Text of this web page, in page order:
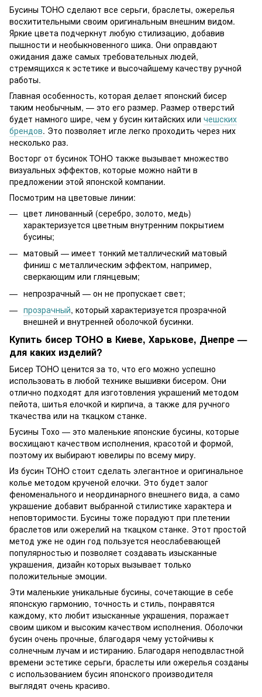
Бусины TOHO сделают все серьги, браслеты, ожерелья
восхитительными своим оригинальным внешним видом.
Яркие цвета подчеркнут любую стилизацию, добавив
пышности и необыкновенного шика. Они оправдают
ожидания даже самых требовательных людей,
стремящихся к эстетике и высочайшему качеству ручной
работы.
Главная особенность, которая делает японский бисер
таким необычным, — это его размер. Размер отверстий
будет намного шире, чем у бусин китайских или чешских
брендов. Это позволяет игле легко проходить через них
несколько раз.
Восторг от бусинок TOHO также вызывает множество
визуальных эффектов, которые можно найти в
предложении этой японской компании.
Посмотрим на цветовые линии:
цвет линованный (серебро, золото, медь)
характеризуется цветным внутренним покрытием
бусины;
матовый — имеет тонкий металлический матовый
финиш с металлическим эффектом, например,
сверкающим или глянцевым;
непрозрачный — он не пропускает свет;
прозрачный, который характеризуется прозрачной
внешней и внутренней оболочкой бусинки.
Купить бисер TOHO в Киеве, Харькове, Днепре —
для каких изделий?
Бисер TOHO ценится за то, что его можно успешно
использовать в любой технике вышивки бисером. Они
отлично подходят для изготовления украшений методом
пейота, шитья елочкой и кирпича, а также для ручного
ткачества или на ткацком станке.
Бусины Тохо — это маленькие японские бусины, которые
восхищают качеством исполнения, красотой и формой,
поэтому их выбирают ювелиры по всему миру.
Из бусин TOHO стоит сделать элегантное и оригинальное
колье методом крученой елочки. Это будет залог
феноменального и неординарного внешнего вида, а само
украшение добавит выбранной стилистике характера и
неповторимости. Бусины тоже порадуют при плетении
браслетов или ожерелий на ткацком станке. Этот простой
метод уже не один год пользуется неослабевающей
популярностью и позволяет создавать изысканные
украшения, дизайн которых вызывает только
положительные эмоции.
Эти маленькие уникальные бусины, сочетающие в себе
японскую гармонию, точность и стиль, понравятся
каждому, кто любит изысканные украшения, поражает
своим шиком и высоким качеством исполнения. Оболочки
бусин очень прочные, благодаря чему устойчивы к
солнечным лучам и истиранию. Благодаря неподвластной
времени эстетике серьги, браслеты или ожерелья созданы
с использованием бусин японского производителя
выглядят очень красиво.